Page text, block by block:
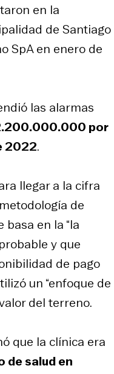
en la
de Santiago
SpA en enero de
las alarmas
por
2022.
llegar a la cifra
de
basa en la “la
y que
de pago
un “enfoque de
del terreno.
que la clínica era
de salud en